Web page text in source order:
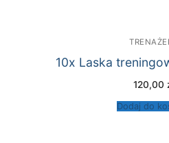
10x Laska
120,00
Dodaj do